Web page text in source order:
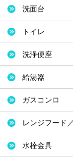
洗面台
トイレ
洗浄便座
給湯器
ガスコンロ
レンジフード
水栓金具